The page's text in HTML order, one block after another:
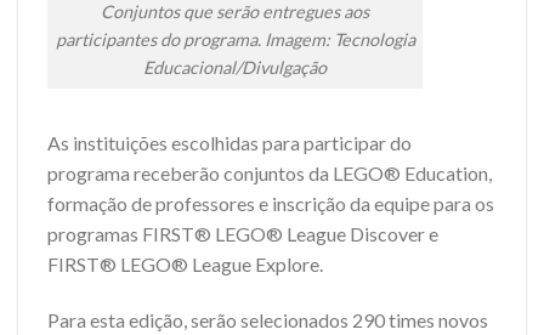
Conjuntos que serão entregues aos
participantes do programa. Imagem: Tecnologia
Educacional/Divulgação
As instituições escolhidas para participar do
programa receberão conjuntos da LEGO® Education,
formação de professores e inscrição da equipe para os
programas FIRST® LEGO® League Discover e
FIRST® LEGO® League Explore.
Para esta edição, serão selecionados 290 times novos